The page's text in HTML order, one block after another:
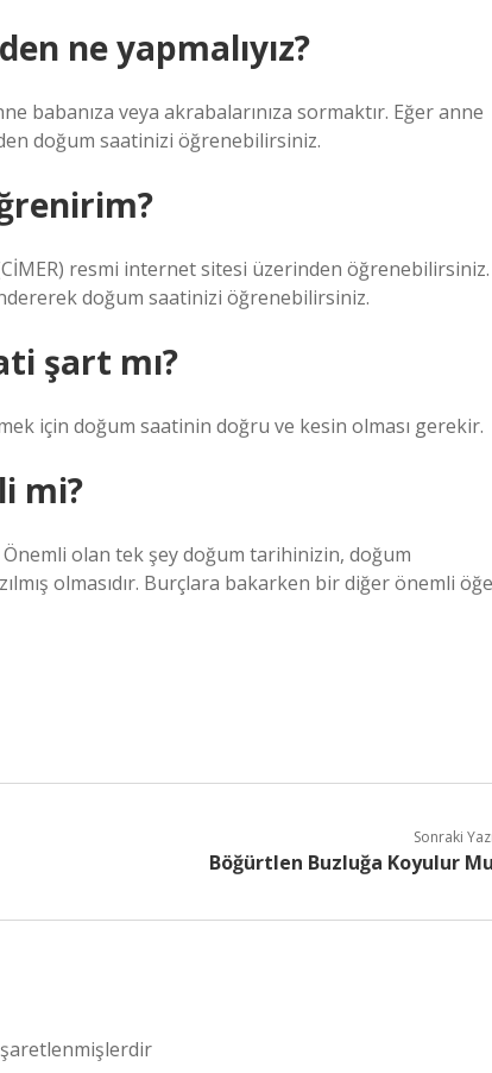
ne yapmalıyız?
babanıza veya akrabalarınıza sormaktır. Eğer anne
doğum saatinizi öğrenebilirsiniz.
resmi internet sitesi üzerinden öğrenebilirsiniz.
doğum saatinizi öğrenebilirsiniz.
şart mı?
için doğum saatinin doğru ve kesin olması gerekir.
mi?
Önemli olan tek şey doğum tarihinizin, doğum
olmasıdır. Burçlara bakarken bir diğer önemli öğe
Sonraki
Böğürtlen Buzluğa Koyulur